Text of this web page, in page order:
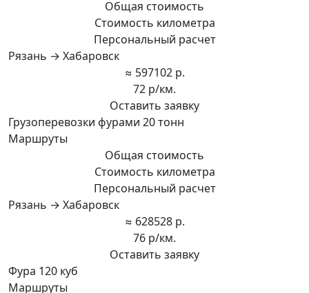
Общая стоимость
Стоимость километра
Персональный расчет
Рязань → Хабаровск
≈ 597102 р.
72 р/км.
Оставить заявку
Грузоперевозки фурами 20 тонн
Маршруты
Общая стоимость
Стоимость километра
Персональный расчет
Рязань → Хабаровск
≈ 628528 р.
76 р/км.
Оставить заявку
Фура 120 куб
Маршруты